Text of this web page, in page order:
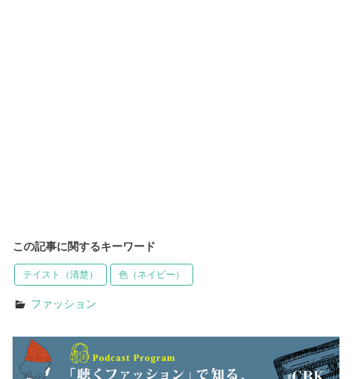
この記事に関するキーワード
テイスト（清楚） 色（ネイビー）
ファッション